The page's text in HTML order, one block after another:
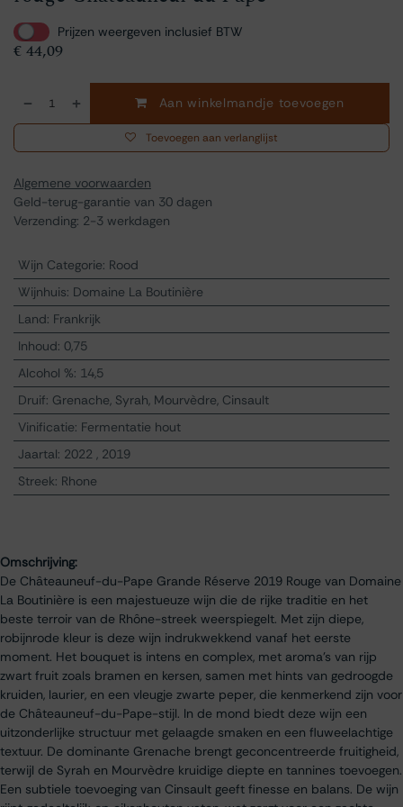
Prijzen weergeven inclusief BTW
€ 44,09
Aan winkelmandje toevoegen
Toevoegen aan verlanglijst
Algemene voorwaarden
Geld-terug-garantie van 30 dagen
Verzending: 2-3 werkdagen
Wijn Categorie: Rood
Wijnhuis: Domaine La Boutinière
Land: Frankrijk
Inhoud: 0,75
Alcohol %: 14,5
Druif: Grenache, Syrah, Mourvèdre, Cinsault
Vinificatie: Fermentatie hout
Jaartal: 2022, 2019
Streek: Rhone
Omschrijving:
De Châteauneuf-du-Pape Grande Réserve 2019 Rouge van Domaine
La Boutinière is een majestueuze wijn die de rijke traditie en het
beste terroir van de Rhône-streek weerspiegelt. Met zijn diepe,
robijnrode kleur is deze wijn indrukwekkend vanaf het eerste
moment. Het bouquet is intens en complex, met aroma’s van rijp
zwart fruit zoals bramen en kersen, samen met hints van gedroogde
kruiden, laurier, en een vleugje zwarte peper, die kenmerkend zijn voor
de Châteauneuf-du-Pape-stijl. In de mond biedt deze wijn een
uitzonderlijke structuur met gelaagde smaken en een fluweelachtige
textuur. De dominante Grenache brengt geconcentreerde fruitigheid,
terwijl de Syrah en Mourvèdre kruidige diepte en tannines toevoegen.
Een subtiele toevoeging van Cinsault geeft finesse en balans. De wijn